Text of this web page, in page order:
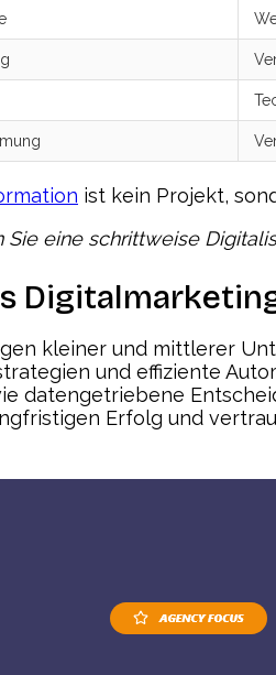
ist kein Projekt,
Sie eine schrittweise
kleiner und mittlerer
und effiziente
datengetriebene
Erfolg und